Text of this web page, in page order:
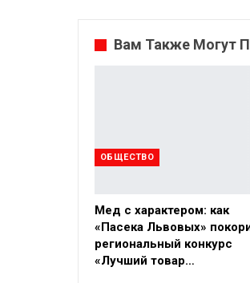
Вам Также Могут
ОБЩЕСТВО
Мед с характером: как
«Пасека Львовых»
региональный конкурс
«Лучший товар…